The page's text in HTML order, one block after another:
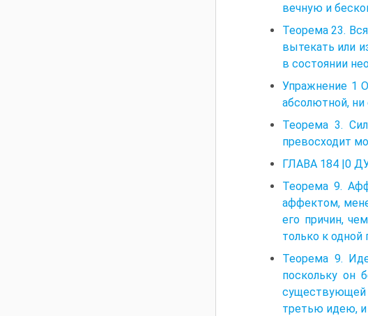
вечную и
Теорема 23.
вытекать или
в состоянии
Упражнение 1
абсолютной,
Теорема 3.
превосходит
ГЛАВА 184 |0
Теорема 9.
аффектом,
его причин,
только к одной
Теорема 9.
поскольку он
существующей
третью идею, и